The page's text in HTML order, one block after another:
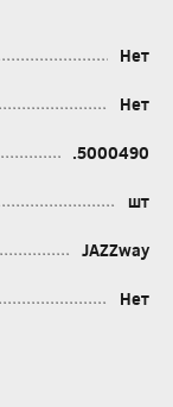
Нет
Нет
.5000490
шт
JAZZway
Нет